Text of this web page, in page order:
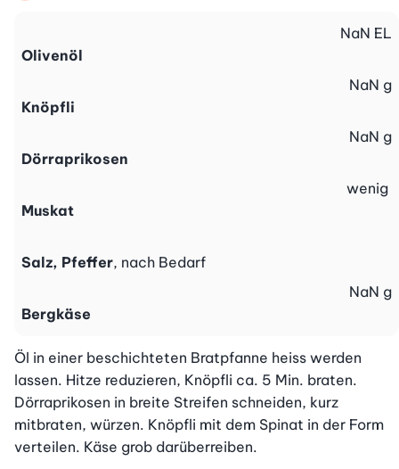
Olivenöl
NaN EL
Knöpfli
NaN g
Dörraprikosen
NaN g
Muskat
wenig
Salz, Pfeffer, nach Bedarf
Bergkäse
NaN g
Öl in einer beschichteten Bratpfanne heiss werden
lassen. Hitze reduzieren, Knöpfli ca. 5 Min. braten.
Dörraprikosen in breite Streifen schneiden, kurz
mitbraten, würzen. Knöpfli mit dem Spinat in der Form
verteilen. Käse grob darüberreiben.